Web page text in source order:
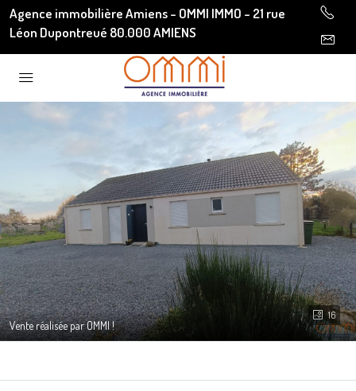
Agence immobilière Amiens - OMMI IMMO - 21 rue
Léon Dupontreué 80.000 AMIENS
16
Vente réalisée par OMMI !